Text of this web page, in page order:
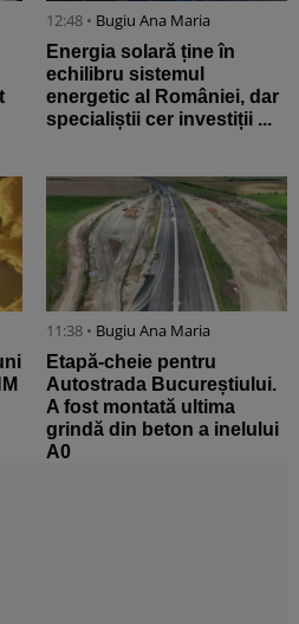
12:48 • Bugiu ⁠Ana Maria
Energia solară ține în
echilibru sistemul
energetic al României, dar
specialiștii cer investiții ...
11:38 • Bugiu ⁠Ana Maria
Etapă-cheie pentru
Autostrada Bucureștiului.
A fost montată ultima
grindă din beton a inelului
A0